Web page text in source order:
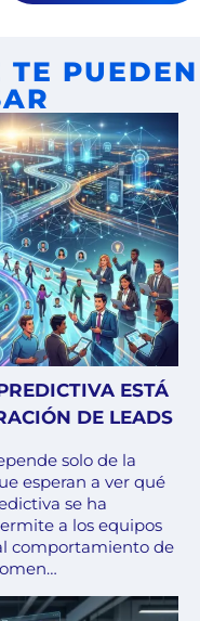
TE PUEDEN
ESTÁ
DE LEADS
solo de la
esperan a ver qué
se ha
a los equipos
comportamiento de